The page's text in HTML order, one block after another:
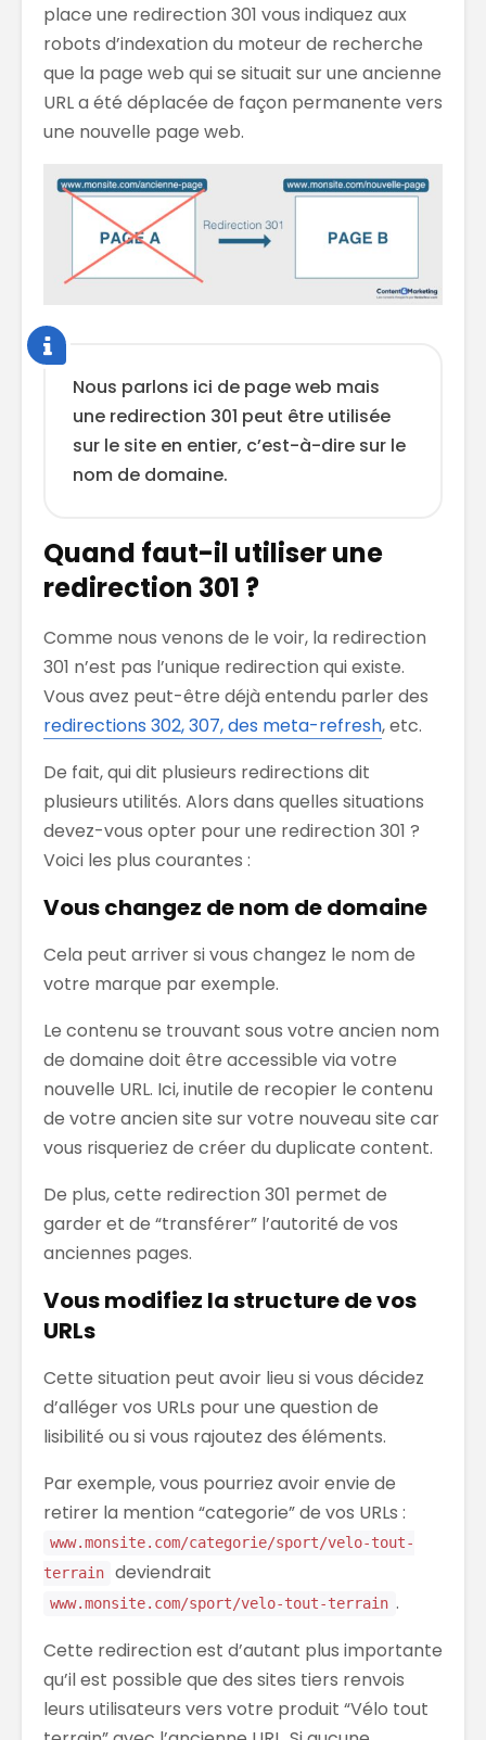
place une redirection 301 vous indiquez aux
robots d’indexation du moteur de recherche
que la page web qui se situait sur une ancienne
URL a été déplacée de façon permanente vers
une nouvelle page web.
Nous parlons ici de page web mais
une redirection 301 peut être utilisée
sur le site en entier, c’est-à-dire sur le
nom de domaine.
Quand faut-il utiliser une
redirection 301 ?
Comme nous venons de le voir, la redirection
301 n’est pas l’unique redirection qui existe.
Vous avez peut-être déjà entendu parler des
redirections 302, 307, des meta-refresh, etc.
De fait, qui dit plusieurs redirections dit
plusieurs utilités. Alors dans quelles situations
devez-vous opter pour une redirection 301 ?
Voici les plus courantes :
Vous changez de nom de domaine
Cela peut arriver si vous changez le nom de
votre marque par exemple.
Le contenu se trouvant sous votre ancien nom
de domaine doit être accessible via votre
nouvelle URL. Ici, inutile de recopier le contenu
de votre ancien site sur votre nouveau site car
vous risqueriez de créer du duplicate content.
De plus, cette redirection 301 permet de
garder et de “transférer” l’autorité de vos
anciennes pages.
Vous modifiez la structure de vos
URLs
Cette situation peut avoir lieu si vous décidez
d’alléger vos URLs pour une question de
lisibilité ou si vous rajoutez des éléments.
Par exemple, vous pourriez avoir envie de
retirer la mention “categorie” de vos URLs :
www.monsite.com/categorie/sport/velo-tout-
terrain
deviendrait
www.monsite.com/sport/velo-tout-terrain .
Cette redirection est d’autant plus importante
qu’il est possible que des sites tiers renvois
leurs utilisateurs vers votre produit “Vélo tout